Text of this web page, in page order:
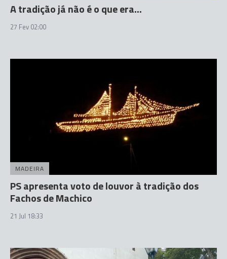
A tradição já não é o que era...
27 Fev 02:00
MADEIRA
PS apresenta voto de louvor à tradição dos
Fachos de Machico
21 Jul 18:33